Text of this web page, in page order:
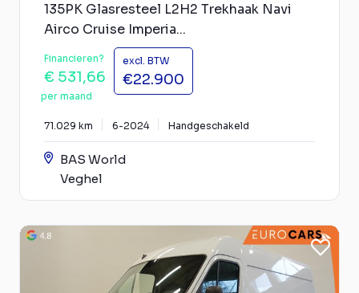
135PK Glasresteel L2H2 Trekhaak Navi
Airco Cruise Imperia...
Financieren?
€ 531,66
per maand
excl. BTW
€22.900
71.029 km 6-2024 Handgeschakeld
BAS World
Veghel